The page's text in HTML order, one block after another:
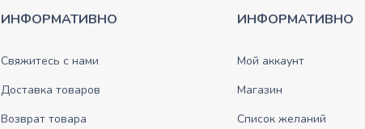
ИНФОРМАТИВНО
Свяжитесь с нами
Доставка товаров
Возврат товара
ИНФОРМАТИВНО
Мой аккаунт
Магазин
Список желаний